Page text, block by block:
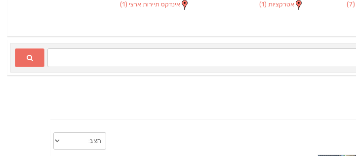
(7) אטרקציות (1) אינדקס תיירות ארצי (1)